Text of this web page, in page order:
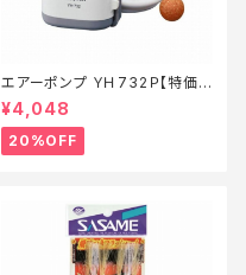
エアーポンプ ＹＨ732Ｐ【特価
装備】【20】
¥4,048
20%OFF